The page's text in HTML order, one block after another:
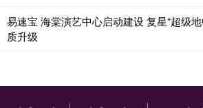
易速宝 海棠演艺中心启动建设 复星“超级
质升级